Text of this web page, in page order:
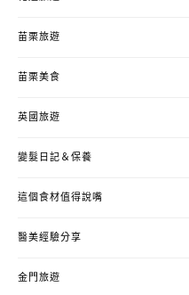
苗栗旅遊
苗栗美食
英國旅遊
變髮日記＆保養
這個食材值得說嘴
醫美經驗分享
金門旅遊